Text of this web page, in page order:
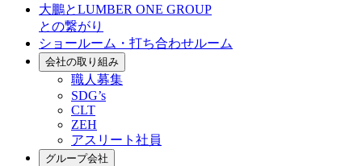
大鵬とLUMBER ONE GROUP
との繋がり
ショールーム・打ち合わせルーム
会社の取り組み
職人募集
SDG’s
CLT
ZEH
アスリート社員
グループ会社